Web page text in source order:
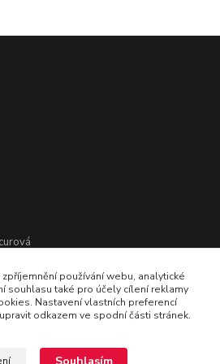
používání webu, analytické
souhlasu také pro účely cílení reklamy
Nastavení vlastních preferencí
odkazem ve spodní části stránek.